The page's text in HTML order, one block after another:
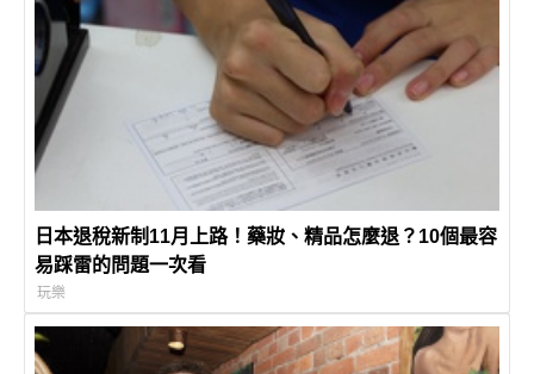
日本退稅新制11月上路！藥妝、精品怎麼退？10個最容
易踩雷的問題一次看
玩樂